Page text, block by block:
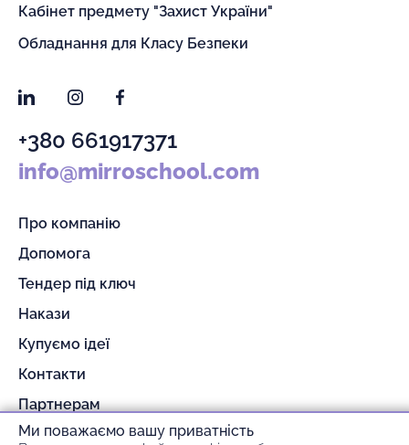
Кабінет предмету "Захист України"
Обладнання для Класу Безпеки
LinkedInInstagramFacebook
+380 661917371
info@mirroschool.com
Про компанію
Допомога
Тендер під ключ
Накази
Купуємо ідеї
Контакти
Партнерам
Гарантія та повернення
Ми поважаємо вашу приватність